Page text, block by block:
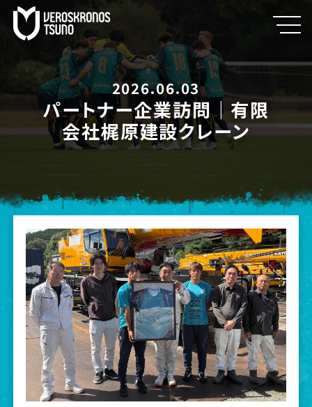
2026.06.03
パートナー企業訪問｜有限
会社梶原建設クレーン